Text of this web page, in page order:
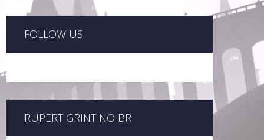
FOLLOW US
RUPERT GRINT NO BR